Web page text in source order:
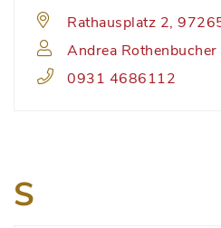
Rathausplatz 2,
Andrea Rothenbucher
0931 4686112
S